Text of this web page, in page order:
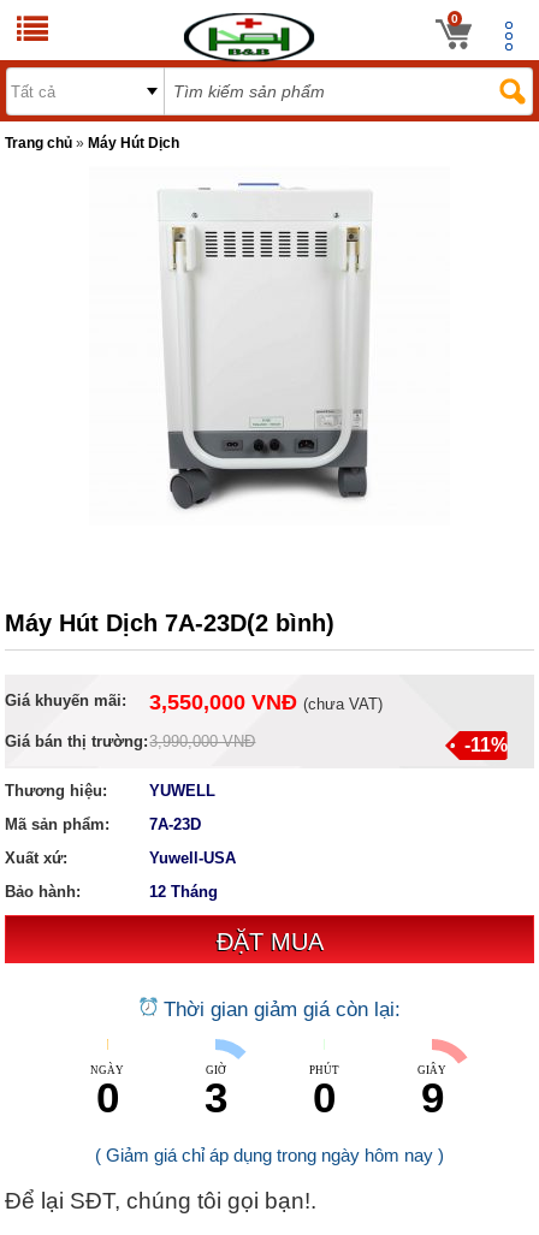
0
Trang chủ »Máy Hút Dịch
Máy Hút Dịch 7A-23D(2 bình)
Giá khuyến mãi: 3,550,000 VNĐ (chưa VAT)
Giá bán thị trường:3,990,000 VNĐ -11%
Thương hiệu:
YUWELL
Mã sản phẩm:
7A-23D
Xuất xứ:
Yuwell-USA
Bảo hành:
12 Tháng
Thời gian giảm giá còn lại:
NGÀY
0
GIỜ
3
PHÚT
0
GIÂY
8
( Giảm giá chỉ áp dụng trong ngày hôm nay )
Để lại SĐT, chúng tôi gọi bạn!.